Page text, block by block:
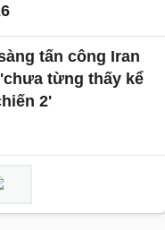
tấn công Iran
từng thấy kể
2'